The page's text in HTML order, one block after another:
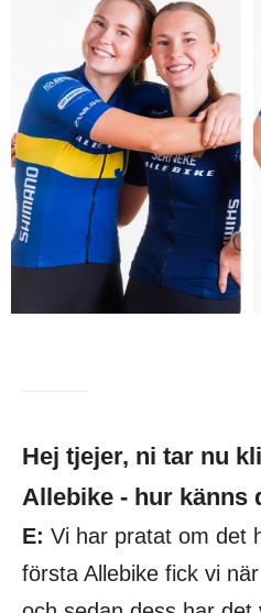
Hej tjejer, ni tar nu
Allebike - hur känns
E: Vi har pratat om det
första Allebike fick vi